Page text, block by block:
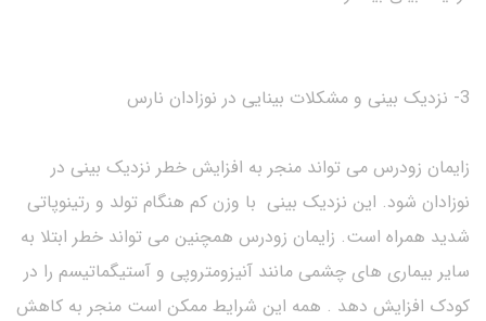
3- نزدیک بینی و مشکلات بینایی در نوزادان نارس
زایمان زودرس می تواند منجر به افزایش خطر نزدیک بینی در
نوزادان شود. این نزدیک بینی با وزن کم هنگام تولد و رتینوپاتی
شدید همراه است. زایمان زودرس همچنین می تواند خطر ابتلا به
سایر بیماری های چشمی مانند آنیزومتروپی و آستیگماتیسم را در
کودک افزایش دهد . همه این شرایط ممکن است منجر به کاهش